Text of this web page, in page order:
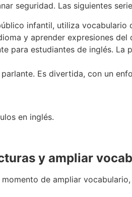
seguridad. Las siguientes
infantil, utiliza
y aprender expresiones del
para estudiantes de inglés.
Es divertida, con un
en inglés.
y ampliar
de ampliar